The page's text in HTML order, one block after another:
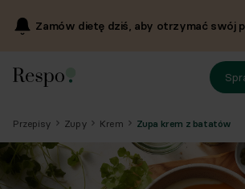
Zamów dietę dziś, aby otrzymać swój
Przepisy Zupy Krem Zupa krem z batatów